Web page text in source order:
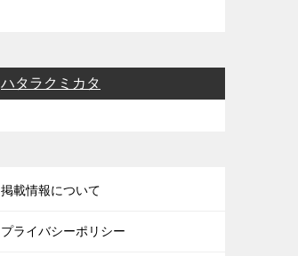
ハタラクミカタ
掲載情報について
プライバシーポリシー